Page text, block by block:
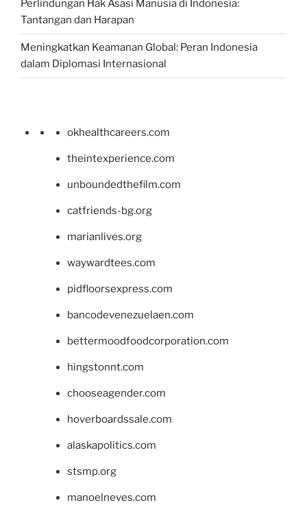
Perlindungan Hak Asasi Manusia di Indonesia:
Tantangan dan Harapan
Meningkatkan Keamanan Global: Peran Indonesia
dalam Diplomasi Internasional
okhealthcareers.com
theintexperience.com
unboundedthefilm.com
catfriends-bg.org
marianlives.org
waywardtees.com
pidfloorsexpress.com
bancodevenezuelaen.com
bettermoodfoodcorporation.com
hingstonnt.com
chooseagender.com
hoverboardssale.com
alaskapolitics.com
stsmp.org
manoelneves.com